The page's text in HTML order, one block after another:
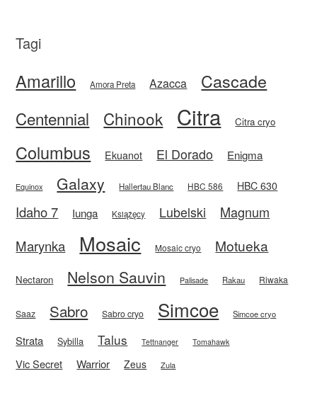
Tagi
Amarillo Amora Preta Azacca Cascade
Centennial Chinook Citra Citra cryo
Columbus Ekuanot El Dorado Enigma
Equinox Galaxy Hallertau Blanc HBC 586 HBC 630
Idaho 7 Iunga Książęcy Lubelski
Magnum
Marynka
Mosaic Mosaic cryo Motueka
Nectaron Nelson Sauvin Palisade Rakau Riwaka
Saaz Sabro Sabro cryo Simcoe Simcoe cryo
Strata Sybilla Talus Tettnanger Tomahawk
Vic Secret Warrior Zeus Zula